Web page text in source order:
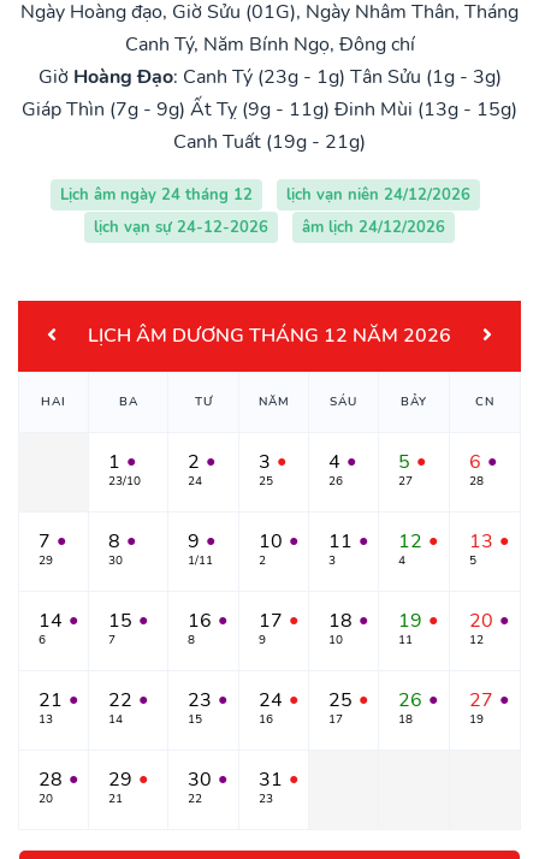
Ngày Hoàng đạo, Giờ Sửu (01G), Ngày Nhâm Thân, Tháng
Canh Tý, Năm Bính Ngọ, Đông chí
Giờ Hoàng Đạo: Canh Tý (23g - 1g) Tân Sửu (1g - 3g)
Giáp Thìn (7g - 9g) Ất Tỵ (9g - 11g) Đinh Mùi (13g - 15g)
Canh Tuất (19g - 21g)
Lịch âm ngày 24 tháng 12
lịch vạn niên 24/12/2026
lịch vạn sự 24-12-2026
âm lịch 24/12/2026
LỊCH ÂM DƯƠNG THÁNG 12 NĂM 2026
HAI BA TƯ NĂM SÁU BẢY CN
1 ●
23/10
2 ●
24
3 ●
25
4 ●
26
5 ●
27
6 ●
28
7 ●
29
8 ●
30
9 ●
1/11
10 ●
2
11 ●
3
12 ●
4
13 ●
5
14 ●
6
15 ●
7
16 ●
8
17 ●
9
18 ●
10
19 ●
11
20 ●
12
21 ●
13
22 ●
14
23 ●
15
24 ●
16
25 ●
17
26 ●
18
27 ●
19
28 ●
20
29 ●
21
30 ●
22
31 ●
23